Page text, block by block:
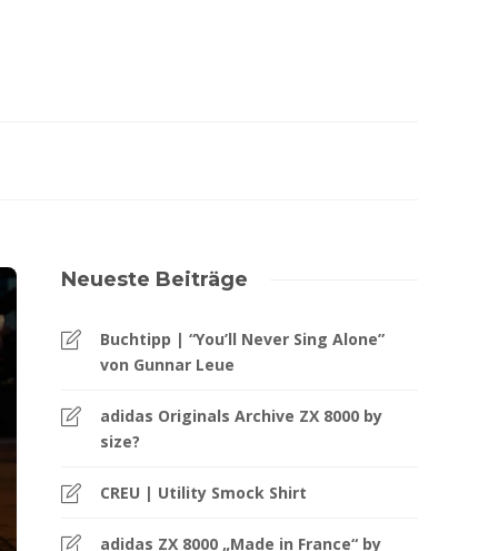
Neueste Beiträge
Buchtipp | “You’ll Never Sing Alone”
von Gunnar Leue
adidas Originals Archive ZX 8000 by
size?
CREU | Utility Smock Shirt
adidas ZX 8000 „Made in France“ by